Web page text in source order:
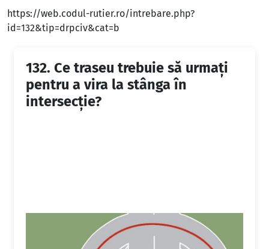
https://web.codul-rutier.ro/intrebare.php?
id=132&tip=drpciv&cat=b
132. Ce traseu trebuie să urmaţi
pentru a vira la stânga în
intersecţie?